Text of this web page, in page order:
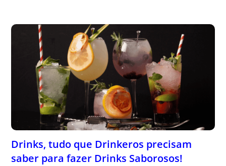
Drinks, tudo que Drinkeros precisam
saber para fazer Drinks Saborosos!